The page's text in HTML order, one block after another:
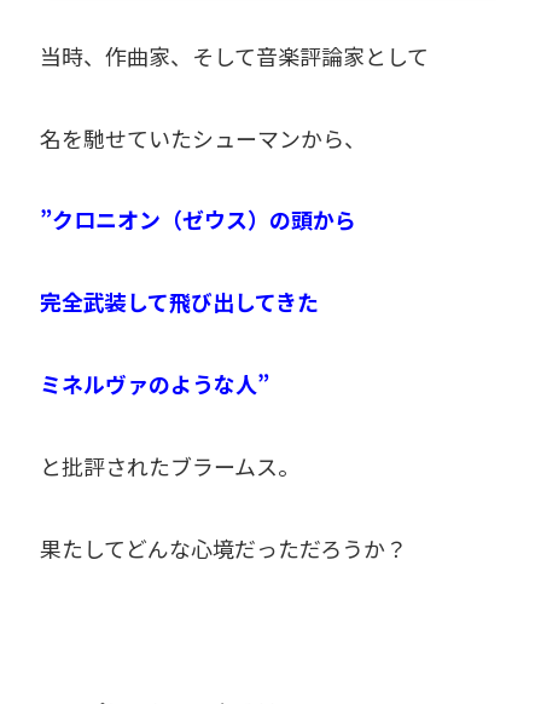
当時、作曲家、そして音楽評論家として
名を馳せていたシューマンから、
”クロニオン（ゼウス）の頭から
完全武装して飛び出してきた
ミネルヴァのような人”
と批評されたブラームス。
果たしてどんな心境だっただろうか？